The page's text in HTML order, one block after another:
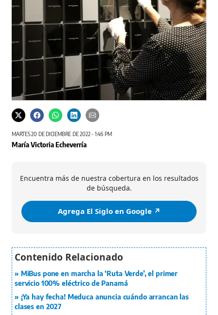
MARTES 20 DE DICIEMBRE DE 2022 - 1:46 PM
María Victoria Echeverría
Encuentra más de nuestra cobertura en los resultados
de búsqueda.
Agrega El Siglo en Google ↗️
MiBus pone en marcha la ‘Ruta Verde’, el primer
servicio 100% eléctrico de Panamá
¡Ya hay fecha! Meduca anuncia cuándo arrancan las
clases en 2027